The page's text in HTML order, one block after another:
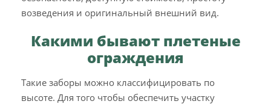
возведения и оригинальный внешний вид.
Какими бывают плетеные
ограждения
Такие заборы можно классифицировать по
высоте. Для того чтобы обеспечить участку